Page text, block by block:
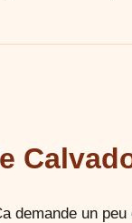
demande un